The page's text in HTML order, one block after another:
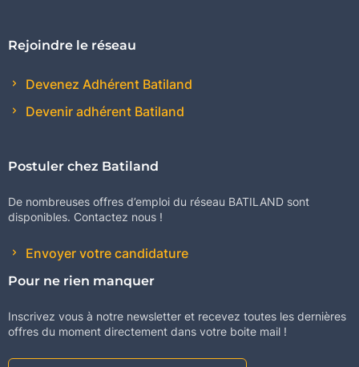
Rejoindre le réseau
Devenez Adhérent Batiland
Devenir adhérent Batiland
Postuler chez Batiland
De nombreuses offres d’emploi du réseau BATILAND sont
disponibles. Contactez nous !
Envoyer votre candidature
Pour ne rien manquer
Inscrivez vous à notre newsletter et recevez toutes les dernières
offres du moment directement dans votre boite mail !